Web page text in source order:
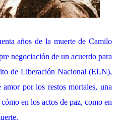
años de la muerte de Camilo
negociación de un acuerdo para
de Liberación Nacional (ELN),
por los restos mortales, una
en los actos de paz, como en